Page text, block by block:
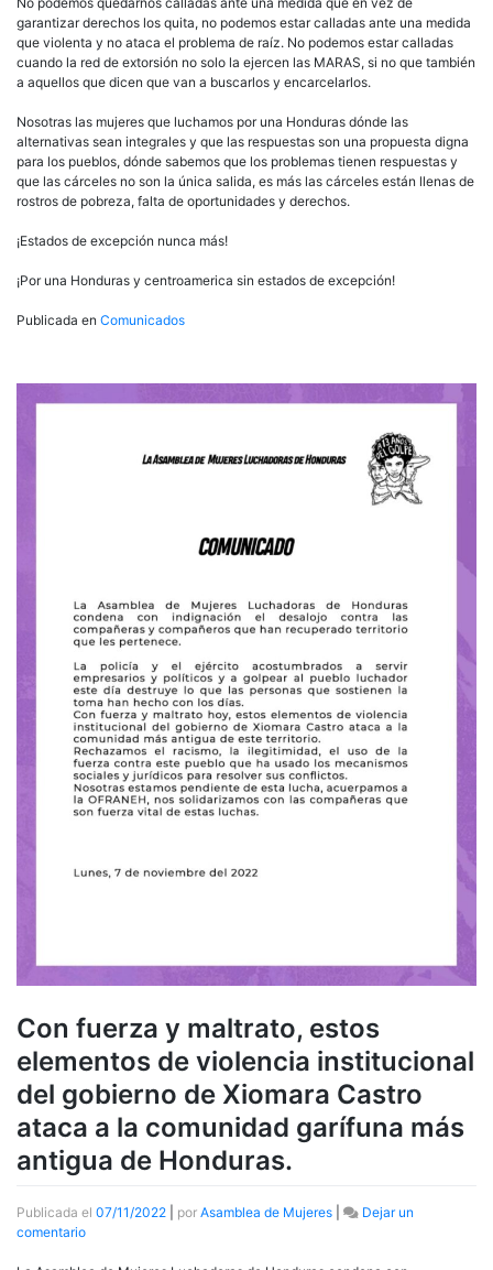
garantizar derechos los quita, no podemos estar calladas ante una medida
que violenta y no ataca el problema de raíz. No podemos estar calladas
cuando la red de extorsión no solo la ejercen las MARAS, si no que también
a aquellos que dicen que van a buscarlos y encarcelarlos.
Nosotras las mujeres que luchamos por una Honduras dónde las
alternativas sean integrales y que las respuestas son una propuesta digna
para los pueblos, dónde sabemos que los problemas tienen respuestas y
que las cárceles no son la única salida, es más las cárceles están llenas de
rostros de pobreza, falta de oportunidades y derechos.
¡Estados de excepción nunca más!
¡Por una Honduras y centroamerica sin estados de excepción!
Publicada en Comunicados
Con fuerza y maltrato, estos
elementos de violencia institucional
del gobierno de Xiomara Castro
ataca a la comunidad garífuna más
antigua de Honduras.
Publicada el 07/11/2022 por Asamblea de Mujeres
Dejar un
comentarioen